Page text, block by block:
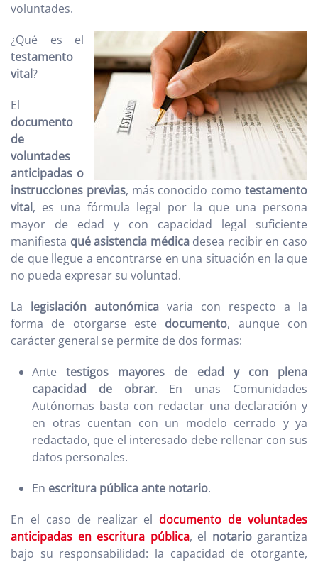
voluntades.
¿Qué es el
testamento
vital?
El
documento
de
voluntades
anticipadas o
instrucciones previas, más conocido comotestamento
vital, es una fórmula legal por la que una persona
mayor de edad y con capacidad legal suficiente
manifiesta qué asistencia médicadesea recibir en caso
de que llegue a encontrarse en una situación en la que
no pueda expresar su voluntad.
La legislación autonómica varia con respecto a la
forma de otorgarse este documento, aunque con
carácter general se permite de dos formas:
Ante testigos mayores de edad y con plena
capacidad de obrar. En unas Comunidades
Autónomas basta con redactar una declaración y
en otras cuentan con un modelo cerrado y ya
redactado, que el interesado debe rellenar con sus
datos personales.
En escritura pública ante notario.
En el caso de realizar el documento de voluntades
anticipadas en escritura pública, el notariogarantiza
bajo su responsabilidad: la capacidad de otorgante,